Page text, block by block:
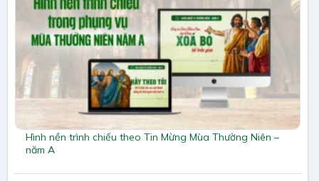
Hình nền trình chiếu theo Tin Mừng Mùa Thường Niên –
năm A